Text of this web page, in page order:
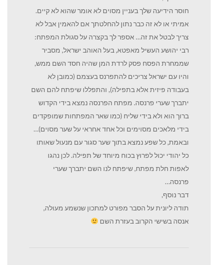
חוסר הידיעה שלך בעניין מסוים לא אומר שהוא לא קיים.
אמיתי או לא זה כבר נתון להחלטתך אם להאמין אבל לא
צריך לבטל את זה… אספר לך בקצרה על סגולת המפתח:
רבי יהושע העשיל מאפטא, בעל האוהב ישראל, מסביר
שממחרת הפסח פסק לרדת המן שהיה חסד השם ממש,
והיו עם ישראל צריכים להתפרנס בעצמם (כמובן לא
בעבודה פיזית אלא בתפילה), והתפללו שיפתח להם השם
יתברך שערי פרנסה. מפתח הפרנסה נמצא בידי הקדוש
ברוך הוא ולא בידי שליח (כמו שאר המפתחות שמופקדים
בידי מלאכים מסוימים וכל אחד אחראי על שער מסוים)…
ובאמת, כל שפע נמצא בתוך שער סגור עם מנעול שאותו
כל יהודי יכול לפרוץ בכוח מיוחד של תפילה. לכן נהגו
לאפות חלת מפתח, שיפתח לנו השם יתברך שערי
פרנסה…
דבר נוסף,
תודה ליונית על הסבר מפורט למתכון שנשמע מעולה,
אנסה בשישי הקרוב בעזרת השם